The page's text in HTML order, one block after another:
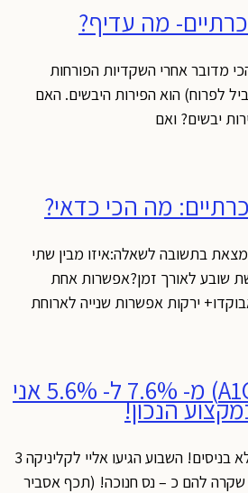
מה עדיף?
מדובר אחרי השקדיות הפורחות
לפרוח) הוא הפירות היבשים. האם
יבשים? ואם
מה הכי כדאי?
בתשובה לשאלה:איזו מבין שתי
שובע לאורך זמן?אפשרות אחת
כשהסוכר יורד (A1C) מ- 7.6% ל- 5.6% אני
הנכון!
איזה שבוע שזה היה ….מלא בניסים! השבוע הגיעו אליי לקליניקה 3
להם כ – נס חנוכה! (תכף אסביר